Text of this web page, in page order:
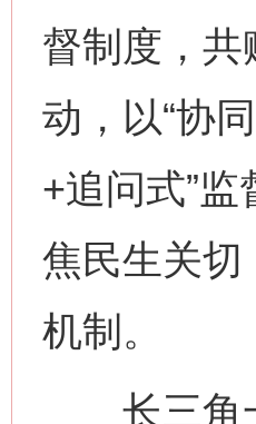
督制度，共
动，以“协
+追问式”
焦民生关切
机制。
长三角一